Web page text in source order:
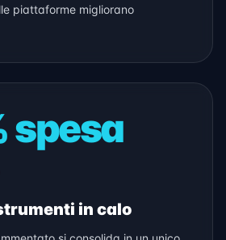
piattaforme migliorano
spesa
in calo